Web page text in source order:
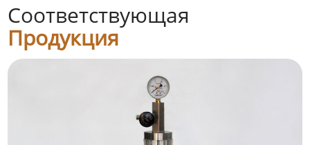
Соответствующая
Продукция